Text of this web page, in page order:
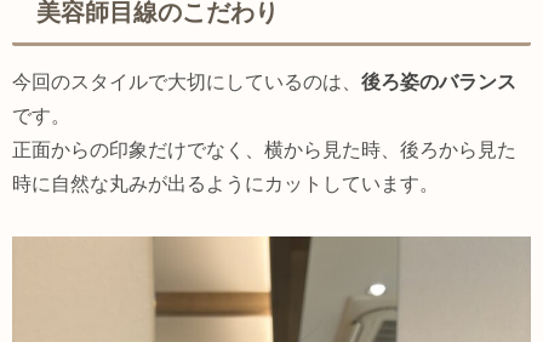
美容師目線のこだわり
今回のスタイルで大切にしているのは、 後ろ姿のバランス
です。
正面からの印象だけでなく、横から見た時、後ろから見た
時に自然な丸みが出るようにカットしています。